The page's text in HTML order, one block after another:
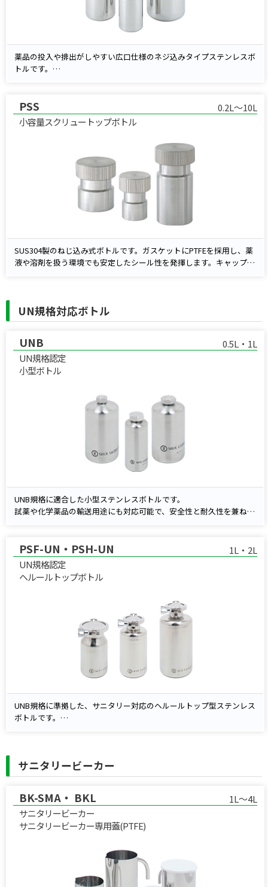
薬品の投入や排出がしやすい広口仕様のネジ込みタイプステンレスボ
トルです。
ガスケットには耐薬品性に優れた軟質PTFEを使用しています。
※軟質PTFEガスケットは復元性がなく、薬液によっては縮む場合が
あります。
PSS
0.2L～10L
小容量スクリュートップボトル
SUS304製のねじ込み式ボトルです。ガスケットにPTFEを採用し、薬
液や溶剤を扱う環境でも安定したシール性を発揮します。キャップは
UN規格対応ボトル
UNB
0.5L・1L
UN規格認定
小型ボトル
UNB規格に適合した小型ステンレスボトルです。
試薬や化学薬品の輸送用途にも対応可能で、安全性と耐久性を兼ね備
す。
PSF-UN・PSH-UN
1L・2L
UN規格認定
ヘルールトップボトル
UNB規格に準拠した、サニタリー対応のヘルールトップ型ステンレス
ボトルです。
サニタリービーカー
BK-SMA・ BKL
1L～4L
サニタリービーカー
サニタリービーカー専用蓋(PTFE)